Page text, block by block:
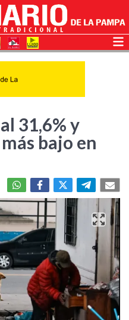
31,6% y
bajo en